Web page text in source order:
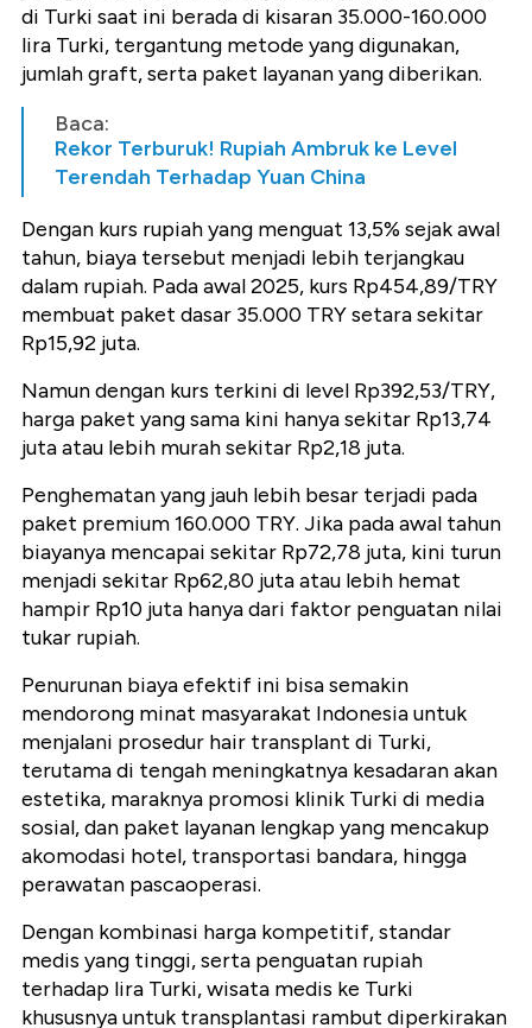
di Turki saat ini berada di kisaran 35.000-160.000
lira Turki, tergantung metode yang digunakan,
jumlah graft, serta paket layanan yang diberikan.
Baca:
Rekor Terburuk! Rupiah Ambruk ke Level
Terendah Terhadap Yuan China
Dengan kurs rupiah yang menguat 13,5% sejak awal
tahun, biaya tersebut menjadi lebih terjangkau
dalam rupiah. Pada awal 2025, kurs Rp454,89/TRY
membuat paket dasar 35.000 TRY setara sekitar
Rp15,92 juta.
Namun dengan kurs terkini di level Rp392,53/TRY,
harga paket yang sama kini hanya sekitar Rp13,74
juta atau lebih murah sekitar Rp2,18 juta.
Penghematan yang jauh lebih besar terjadi pada
paket premium 160.000 TRY. Jika pada awal tahun
biayanya mencapai sekitar Rp72,78 juta, kini turun
menjadi sekitar Rp62,80 juta atau lebih hemat
hampir Rp10 juta hanya dari faktor penguatan nilai
tukar rupiah.
Penurunan biaya efektif ini bisa semakin
mendorong minat masyarakat Indonesia untuk
menjalani prosedur hair transplant di Turki,
terutama di tengah meningkatnya kesadaran akan
estetika, maraknya promosi klinik Turki di media
sosial, dan paket layanan lengkap yang mencakup
akomodasi hotel, transportasi bandara, hingga
perawatan pascaoperasi.
Dengan kombinasi harga kompetitif, standar
medis yang tinggi, serta penguatan rupiah
terhadap lira Turki, wisata medis ke Turki
khususnya untuk transplantasi rambut diperkirakan